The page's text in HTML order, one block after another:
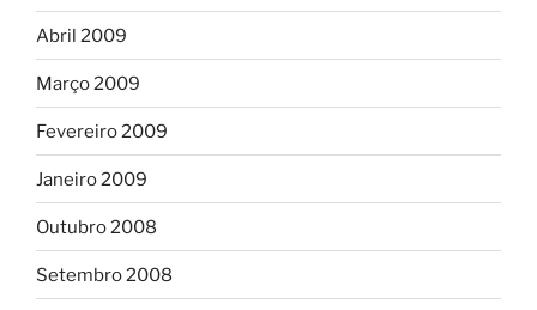
Abril 2009
Março 2009
Fevereiro 2009
Janeiro 2009
Outubro 2008
Setembro 2008